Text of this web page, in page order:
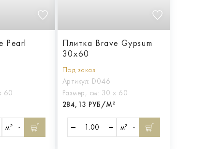
Pearl
60
м²
Плитка Brave Gypsum
30x60
Под заказ
Артикул: D046
Размер, см: 30 х 60
284,13 РУБ/М²
м²